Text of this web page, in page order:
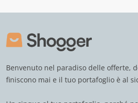
Benvenuto nel paradiso delle offerte,
finiscono mai e il tuo portafoglio è al